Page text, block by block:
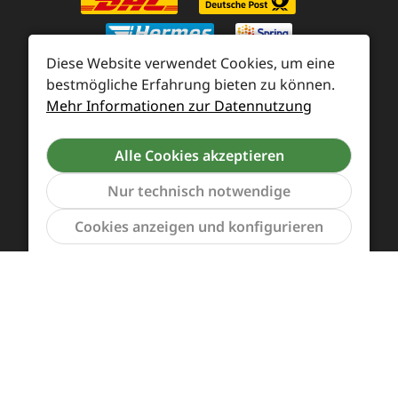
Zahlung und Versand
Widerrufsrecht und Rücksendung
Kontakt
Händleranfragen
Cookie-Voreinstellungen
Alle Preise inkl. gesetzl. Mehrwertsteuer zzgl.
Diese Website verwendet Cookies, um eine
bestmögliche Erfahrung bieten zu können.
Mehr Informationen zur Datennutzung
Alle Cookies akzeptieren
Nur technisch notwendige
Cookies anzeigen und konfigurieren